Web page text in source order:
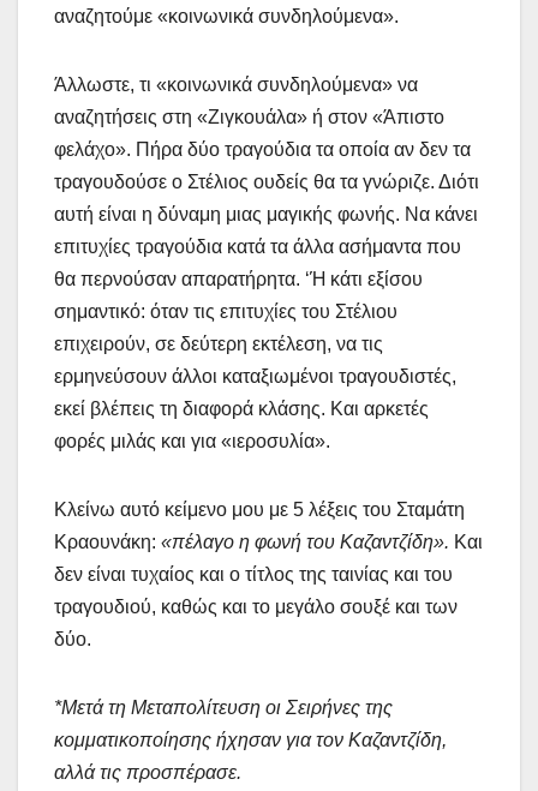
αναζητούμε «κοινωνικά συνδηλούμενα».
Άλλωστε, τι «κοινωνικά συνδηλούμενα» να
αναζητήσεις στη «Ζιγκουάλα» ή στον «Άπιστο
φελάχο». Πήρα δύο τραγούδια τα οποία αν δεν τα
τραγουδούσε ο Στέλιος ουδείς θα τα γνώριζε. Διότι
αυτή είναι η δύναμη μιας μαγικής φωνής. Να κάνει
επιτυχίες τραγούδια κατά τα άλλα ασήμαντα που
θα περνούσαν απαρατήρητα. ‘Ή κάτι εξίσου
σημαντικό: όταν τις επιτυχίες του Στέλιου
επιχειρούν, σε δεύτερη εκτέλεση, να τις
ερμηνεύσουν άλλοι καταξιωμένοι τραγουδιστές,
εκεί βλέπεις τη διαφορά κλάσης. Και αρκετές
φορές μιλάς και για «ιεροσυλία».
Κλείνω αυτό κείμενο μου με 5 λέξεις του Σταμάτη
Κραουνάκη: «πέλαγο η φωνή του Καζαντζίδη». Και
δεν είναι τυχαίος και ο τίτλος της ταινίας και του
τραγουδιού, καθώς και το μεγάλο σουξέ και των
δύο.
*Μετά τη Μεταπολίτευση οι Σειρήνες της
κομματικοποίησης ήχησαν για τον Καζαντζίδη,
αλλά τις προσπέρασε.